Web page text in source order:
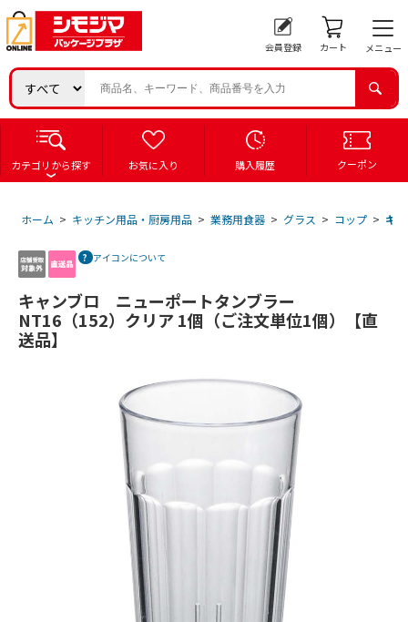
会員登録 カート メニュー
カテゴリから探す お気に入り 購入履歴 クーポン
ホーム > キッチン用品・厨房用品 > 業務用食器 > グラス > コップ > キ
アイコンについて
キャンブロ ニューポートタンブラー
NT16（152）クリア 1個（ご注文単位1個）【直
送品】